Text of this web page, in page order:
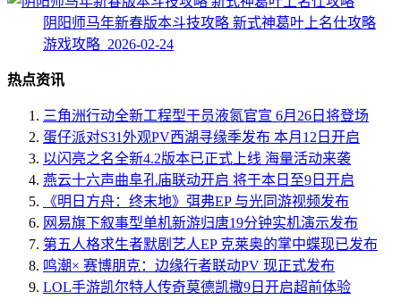
阴阳师马年新春版本斗技攻略 新式神葛叶上名仕攻略
游戏攻略 2026-02-24
热点资讯
三角洲行动全新工程型干员液氮官宣 6月26日将登场
蛋仔派对S31外观PV西湖寻缘季发布 本月12日开启
以闪亮之名全新4.2版本已正式上线 海量活动来袭
燕云十六声曲阜孔庙联动开启 将于本日至9日开启
《明日方舟：终末地》弭弗EP 与光同游视频发布
网易旗下叙事型单机新游归唐19分钟实机演示发布
第五人格求生者默剧艺人EP 克莱奥的掌中蝶现已发布
鸣潮× 赛博朋克：边缘行者联动PV 现正式发布
LOL手游凯尔特人传奇莫德凯撒9日开启超前体验